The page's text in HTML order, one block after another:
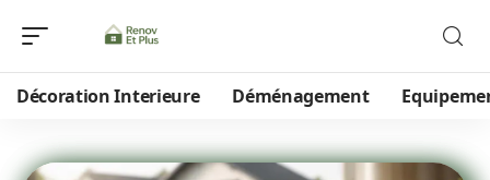
Décoration Interieure Déménagement